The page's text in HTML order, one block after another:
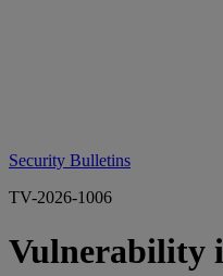
Security Bulletins
TV-2026-1006
Vulnerability